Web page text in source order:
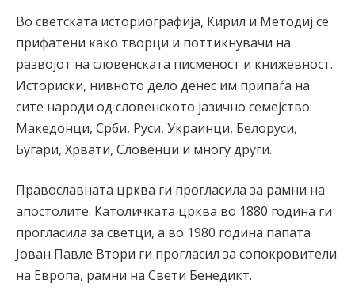
Во светската историографија, Кирил и Методиј се
прифатени како творци и поттикнувачи на
развојот на словенската писменост и книжевност.
Историски, нивното дело денес им припаѓа на
сите народи од словенското јазично семејство:
Македонци, Срби, Руси, Украинци, Белоруси,
Бугари, Хрвати, Словенци и многу други.
Православната црква ги прогласила за рамни на
апостолите. Католичката црква во 1880 година ги
прогласила за светци, а во 1980 година папата
Јован Павле Втори ги прогласил за сопокровители
на Европа, рамни на Свети Бенедикт.